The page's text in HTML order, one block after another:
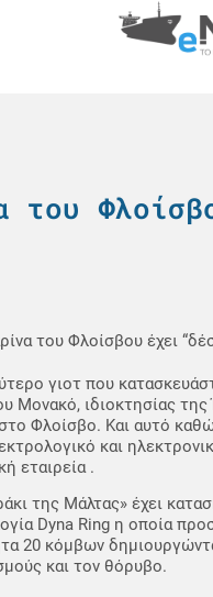
του
του Φλοίσβου έχει
γιοτ που
Μονακό, ιδιοκτησίας
Φλοίσβο. Και αυτό
και
εταιρεία .
της Μάλτας» έχει
Dyna Ring η οποία
20 κόμβων
και τον θόρυβο.